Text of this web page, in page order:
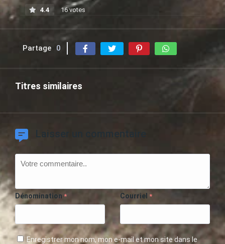
4.4 16 votes
Partage 0
Titres similaires
Laisser un commentaire
Dénomination * Courriel *
Enregistrer mon nom, mon e-mail et mon site dans le